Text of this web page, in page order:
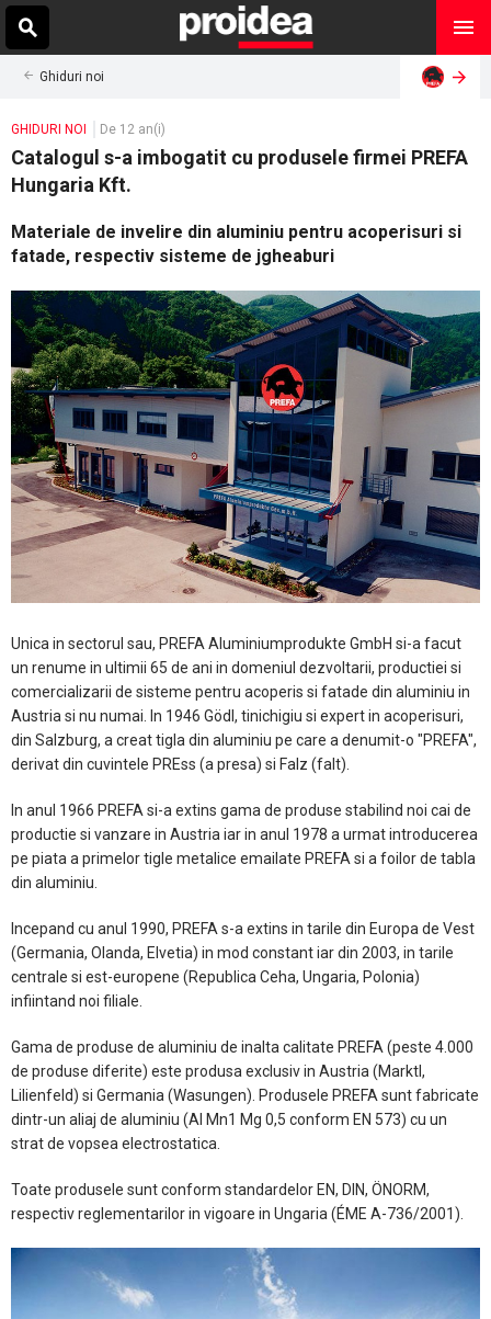
Ghiduri noi
GHIDURI NOI De 12 an(i)
Catalogul s-a imbogatit cu produsele firmei PREFA
Hungaria Kft.
Materiale de invelire din aluminiu pentru acoperisuri si
fatade, respectiv sisteme de jgheaburi
Unica in sectorul sau, PREFA Aluminiumprodukte GmbH si-a facut
un renume in ultimii 65 de ani in domeniul dezvoltarii, productiei si
comercializarii de sisteme pentru acoperis si fatade din aluminiu in
Austria si nu numai. In 1946 Gödl, tinichigiu si expert in acoperisuri,
din Salzburg, a creat tigla din aluminiu pe care a denumit-o "PREFA",
derivat din cuvintele PREss (a presa) si Falz (falt).
In anul 1966 PREFA si-a extins gama de produse stabilind noi cai de
productie si vanzare in Austria iar in anul 1978 a urmat introducerea
pe piata a primelor tigle metalice emailate PREFA si a foilor de tabla
din aluminiu.
Incepand cu anul 1990, PREFA s-a extins in tarile din Europa de Vest
(Germania, Olanda, Elvetia) in mod constant iar din 2003, in tarile
centrale si est-europene (Republica Ceha, Ungaria, Polonia)
infiintand noi filiale.
Gama de produse de aluminiu de inalta calitate PREFA (peste 4.000
de produse diferite) este produsa exclusiv in Austria (Marktl,
Lilienfeld) si Germania (Wasungen). Produsele PREFA sunt fabricate
dintr-un aliaj de aluminiu (Al Mn1 Mg 0,5 conform EN 573) cu un
strat de vopsea electrostatica.
Toate produsele sunt conform standardelor EN, DIN, ÖNORM,
respectiv reglementarilor in vigoare in Ungaria (ÉME A-736/2001).